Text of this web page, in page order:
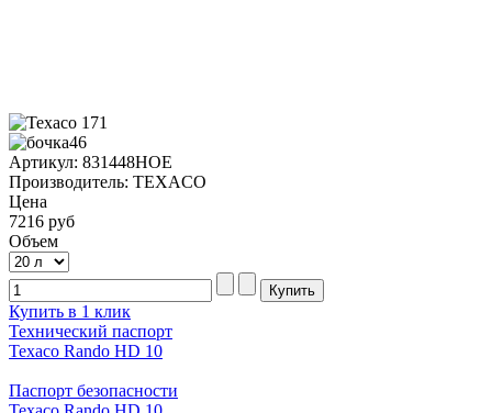
Артикул: 831448HOE
Производитель: TEXACO
Цена
7216 руб
Объем
Купить в 1 клик
Технический паспорт
Texaco Rando HD 10
Паспорт безопасности